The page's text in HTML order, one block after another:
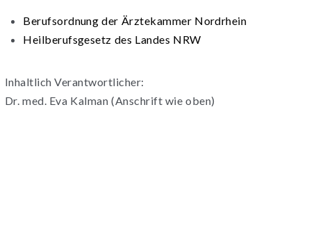
Berufsordnung der Ärztekammer Nordrhein
Heilberufsgesetz des Landes NRW
Inhaltlich Verantwortlicher:
Dr. med. Eva Kalman (Anschrift wie oben)